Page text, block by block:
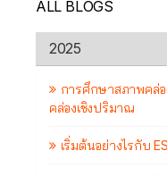
ALL BLOGS
2025
การศึกษาสภาพคล่
คล่องเชิงปริมาณ
เริ่มต้นอย่างไรกับ